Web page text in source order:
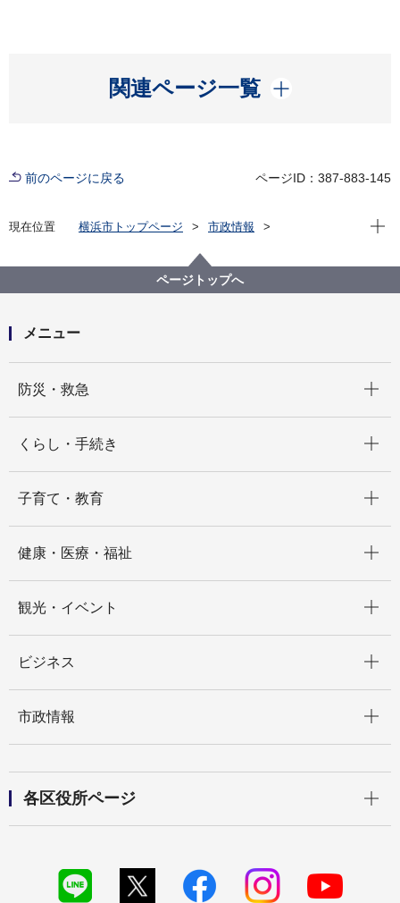
関連ページ一覧
開く
前のページに戻る ページID：387-883-145
現在位置 横浜市トップページ
市政情報
「レシ活VALUE」の本人確認の事前登録を開始しまし
た
現在
ページトップへ
メニュー
防災・救急
くらし・手続き
子育て・教育
健康・医療・福祉
観光・イベント
ビジネス
市政情報
各区役所ページ